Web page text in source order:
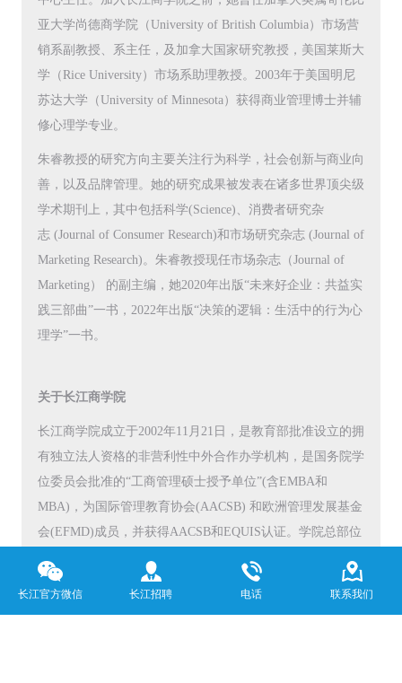
亚大学尚德商学院（University of British Columbia）市场营
销系副教授、系主任，及加拿大国家研究教授，美国莱斯大
学（Rice University）市场系助理教授。2003年于美国明尼
苏达大学（University of Minnesota）获得商业管理博士并辅
修心理学专业。
朱睿教授的研究方向主要关注行为科学，社会创新与商业向
善，以及品牌管理。她的研究成果被发表在诸多世界顶尖级
学术期刊上，其中包括科学(Science)、消费者研究杂
志 (Journal of Consumer Research)和市场研究杂志 (Journal of
Marketing Research)。朱睿教授现任市场杂志（Journal of
Marketing） 的副主编，她2020年出版“未来好企业：共益实
践三部曲”一书，2022年出版“决策的逻辑：生活中的行为心
理学”一书。
关于长江商学院
长江商学院成立于2002年11月21日，是教育部批准设立的拥
有独立法人资格的非营利性中外合作办学机构，是国务院学
位委员会批准的“工商管理硕士授予单位”(含EMBA和
MBA)，为国际管理教育协会(AACSB) 和欧洲管理发展基金
会(EFMD)成员，并获得AACSB和EQUIS认证。学院总部位
士项目(EMBA)；企业家学者项目；高层管理教育项目(EE)
长江官方微信 长江招聘 电话 联系我们